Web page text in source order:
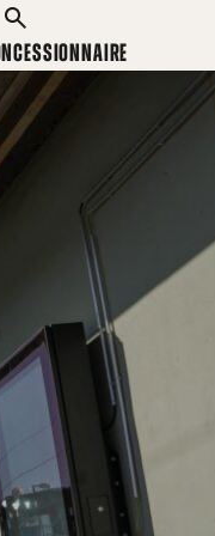
RECHERCHER